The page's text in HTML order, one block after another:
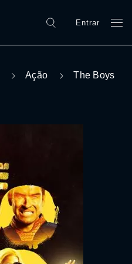
Entrar
Ação
The Boys